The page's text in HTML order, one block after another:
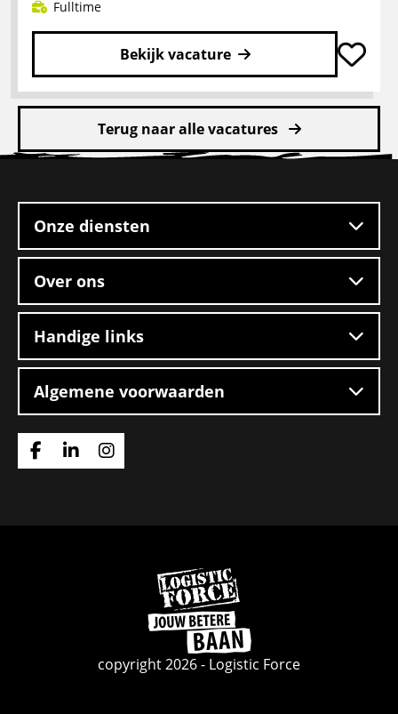
Fulltime
Bekijk vacature
Lees
meer
Rangeerder
Boxtel
Terug naar alle vacatures
footer
Onze diensten
Over ons
Handige links
Algemene voorwaarden
Ga
Ga
Ga
Ga
naar
de
homepage
copyright 2026 - Logistic Force